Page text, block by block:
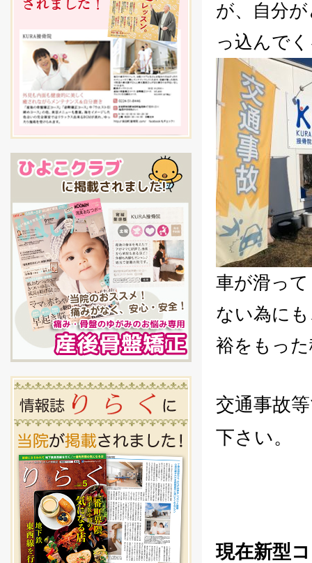
が、自分
っ込んで
車が滑っ
ない為に
裕をもっ
交通事故
下さい。
現在新型